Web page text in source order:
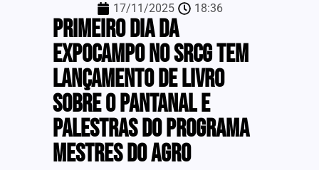
17/11/2025 18:36
Primeiro dia da
Expocampo no SRCG tem
lançamento de livro
sobre o Pantanal e
palestras do programa
Mestres do Agro